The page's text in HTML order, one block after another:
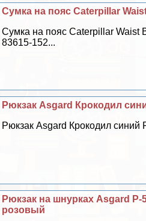
Сумка на пояс Caterpillar
Сумка на пояс Caterpillar Waist
83615-152...
Рюкзак Asgard Крокодил
Рюкзак Asgard Крокодил синий
Рюкзак на шнурках Asgard
розовый